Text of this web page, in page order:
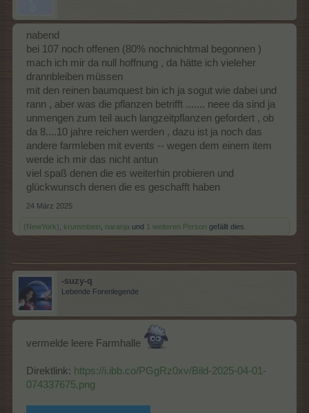
nabend
bei 107 noch offenen (80% nochnichtmal begonnen )
mach ich mir da null hoffnung , da hätte ich vieleher
drannbleiben müssen
mit den reinen baumquest bin ich ja sogut wie dabei und
rann , aber was die pflanzen betrifft ....... neee da sind ja
unmengen zum teil auch langzeitpflanzen gefordert , ob
da 8....10 jahre reichen werden , dazu ist ja noch das
andere farmleben mit events -- wegen dem einem item
werde ich mir das nicht antun
viel spaß denen die es weiterhin probieren und
glückwunsch denen die es geschafft haben
24 März 2025
(NewYork) krummbein naranja und 1 weiteren Person gefällt dies.
-suzy-q
Lebende Forenlegende
vermelde leere Farmhalle
Direktlink: https://i.ibb.co/PGgRz0xv/Bild-2025-04-01-
074337675.png